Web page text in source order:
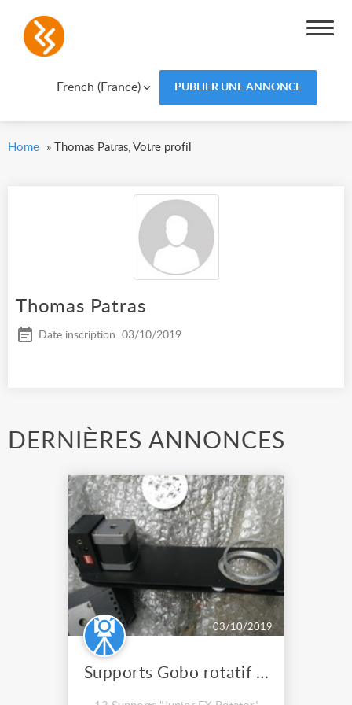
French (France) PUBLIER UNE ANNONCE
Home » Thomas Patras, Votre profil
Thomas Patras
Date inscription: 03/10/2019
DERNIÈRES ANNONCES
03/10/2019
Supports Gobo rotatif Chroma Q "Junior FX Rotator" avec Gobos Rosco